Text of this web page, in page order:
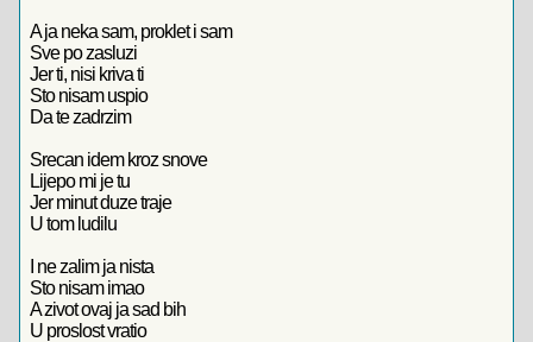
A ja neka sam, proklet i sam
Sve po zasluzi
Jer ti, nisi kriva ti
Sto nisam uspio
Da te zadrzim
Srecan idem kroz snove
Lijepo mi je tu
Jer minut duze traje
U tom ludilu
I ne zalim ja nista
Sto nisam imao
A zivot ovaj ja sad bih
U proslost vratio